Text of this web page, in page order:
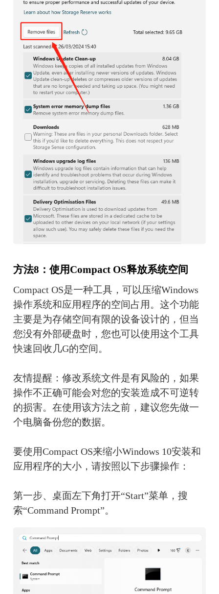
方法8：使用Compact OS释放系统空间
Compact OS是一种工具，可以压缩Windows
操作系统和应用程序的空间占用。这个功能
主要是为存储空间有限的设备设计的，但当
您没有外部硬盘时，您也可以使用这个工具
快速回收几G的空间。
友情提醒：修改系统文件是有风险的，如果
操作不正确可能会对您的安装造成不可逆转
的损害。在使用该方法之前，建议您先做一
个电脑备份您的数据。
要使用Compact OS来缩小Windows 10安装和
应用程序的大小，请按照以下步骤操作：
第一步、桌面左下角打开“Start”菜单，搜
索“Command Prompt”。